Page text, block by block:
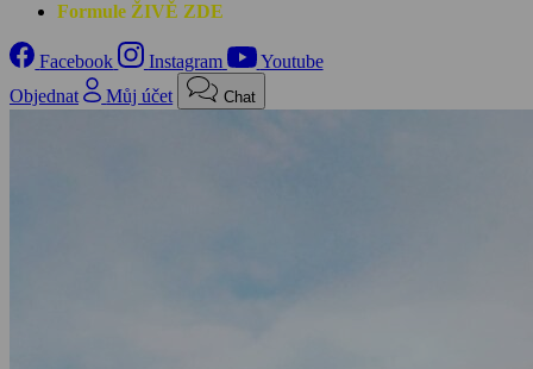
Formule ŽIVĚ ZDE
Facebook Instagram
Youtube
Objednat
Můj účet Chat